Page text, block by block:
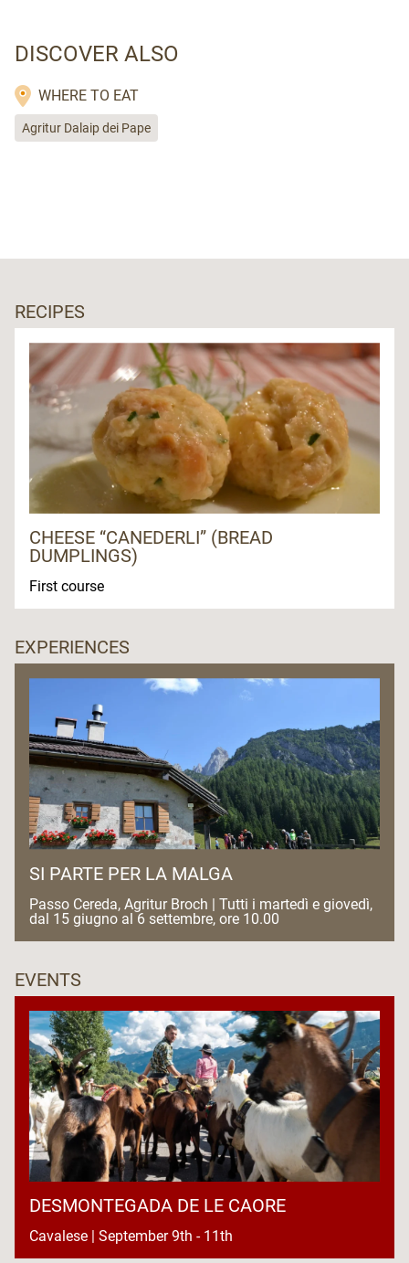
DISCOVER ALSO
WHERE TO EAT
Agritur Dalaip dei Pape
RECIPES
CHEESE “CANEDERLI” (BREAD
DUMPLINGS)
First course
EXPERIENCES
SI PARTE PER LA MALGA
Passo Cereda, Agritur Broch | Tutti i martedì e giovedì,
dal 15 giugno al 6 settembre, ore 10.00
EVENTS
DESMONTEGADA DE LE CAORE
Cavalese | September 9th - 11th